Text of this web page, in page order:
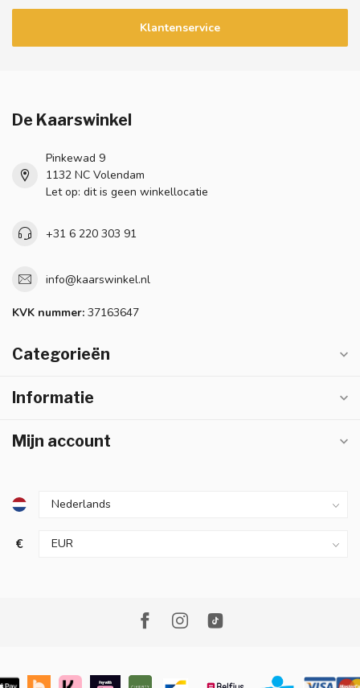
Klantenservice
De Kaarswinkel
Pinkewad 9
1132 NC Volendam
Let op: dit is geen winkellocatie
+31 6 220 303 91
info@kaarswinkel.nl
KVK nummer: 37163647
Categorieën
Informatie
Mijn account
€